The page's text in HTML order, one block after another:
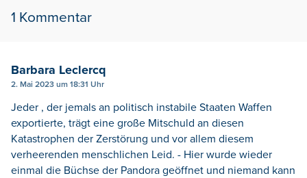
1 Kommentar
Barbara Leclercq
2. Mai 2023 um 18:31 Uhr
Jeder , der jemals an politisch instabile Staaten Waffen
exportierte, trägt eine große Mitschuld an diesen
Katastrophen der Zerstörung und vor allem diesem
verheerenden menschlichen Leid. - Hier wurde wieder
einmal die Büchse der Pandora geöffnet und niemand kann